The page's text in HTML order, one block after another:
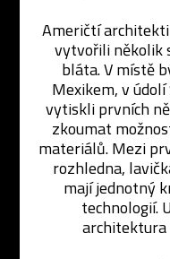
Američtí
vytvořili několik
bláta. V místě
Mexikem, v údolí
vytiskli prvních
zkoumat
materiálů. Mezi
rozhledna,
mají jednotný
technologií.
architektura